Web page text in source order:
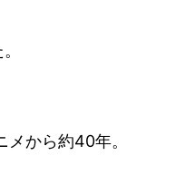
から約40年。